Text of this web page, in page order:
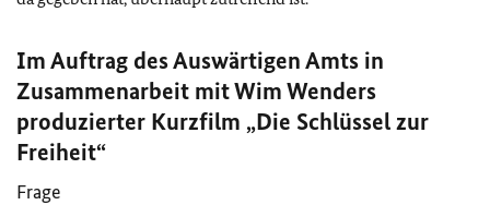
Im Auftrag des Auswärtigen Amts in
Zusammenarbeit mit Wim Wenders
produzierter Kurzfilm „Die Schlüssel zur
Freiheit“
Frage